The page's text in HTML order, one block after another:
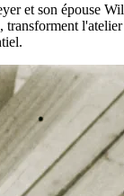
et son épouse
transforment